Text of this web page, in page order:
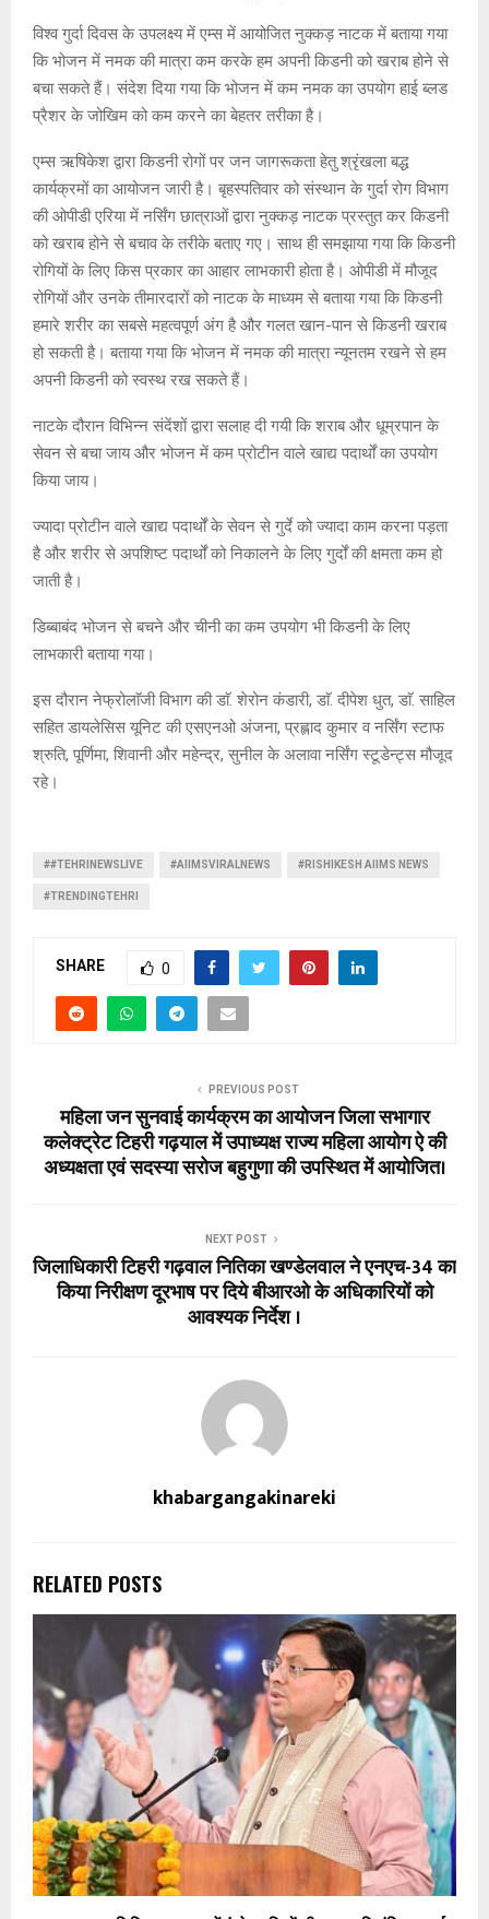
विश्व गुर्दा दिवस के उपलक्ष्य में एम्स में आयोजित नुक्कड़ नाटक में बताया गया
कि भोजन में नमक की मात्रा कम करके हम अपनी किडनी को खराब होने से
बचा सकते हैं। संदेश दिया गया कि भोजन में कम नमक का उपयोग हाई ब्लड
प्रैशर के जोखिम को कम करने का बेहतर तरीका है।
एम्स ऋषिकेश द्वारा किडनी रोगों पर जन जागरूकता हेतु श्रृंखला बद्ध
कार्यक्रमों का आयोजन जारी है। बृहस्पतिवार को संस्थान के गुर्दा रोग विभाग
की ओपीडी एरिया में नर्सिंग छात्राओं द्वारा नुक्कड़ नाटक प्रस्तुत कर किडनी
को खराब होने से बचाव के तरीके बताए गए। साथ ही समझाया गया कि किडनी
रोगियों के लिए किस प्रकार का आहार लाभकारी होता है। ओपीडी में मौजूद
रोगियों और उनके तीमारदारों को नाटक के माध्यम से बताया गया कि किडनी
हमारे शरीर का सबसे महत्वपूर्ण अंग है और गलत खान-पान से किडनी खराब
हो सकती है। बताया गया कि भोजन में नमक की मात्रा न्यूनतम रखने से हम
अपनी किडनी को स्वस्थ रख सकते हैं।
नाटके दौरान विभिन्न संदेंशों द्वारा सलाह दी गयी कि शराब और धूम्रपान के
सेवन से बचा जाय और भोजन में कम प्रोटीन वाले खाद्य पदार्थों का उपयोग
किया जाय।
ज्यादा प्रोटीन वाले खाद्य पदार्थों के सेवन से गुर्दे को ज्यादा काम करना पड़ता
है और शरीर से अपशिष्ट पदार्थों को निकालने के लिए गुर्दों की क्षमता कम हो
जाती है।
डिब्बाबंद भोजन से बचने और चीनी का कम उपयोग भी किडनी के लिए
लाभकारी बताया गया।
इस दौरान नेफ्रोलाॅजी विभाग की डाॅ. शेरोन कंडारी, डाॅ. दीपेश धुत, डाॅ. साहिल
सहित डायलेसिस यूनिट की एसएनओ अंजना, प्रह्लाद कुमार व नर्सिंग स्टाफ
श्रुति, पूर्णिमा, शिवानी और महेन्द्र, सुनील के अलावा नर्सिंग स्टूडेन्ट्स मौजूद
रहे।
##TEHRINEWSLIVE #AIIMSVIRALNEWS #RISHIKESH AIIMS NEWS
#TRENDINGTEHRI
SHARE 0
PREVIOUS POST
महिला जन सुनवाई कार्यक्रम का आयोजन जिला सभागार
कलेक्ट्रेट टिहरी गढ़याल में उपाध्यक्ष राज्य महिला आयोग ऐ की
अध्यक्षता एवं सदस्या सरोज बहुगुणा की उपस्थित में आयोजित।
NEXT POST
जिलाधिकारी टिहरी गढ़वाल नितिका खण्डेलवाल ने एनएच-34 का
किया निरीक्षण दूरभाष पर दिये बीआरओ के अधिकारियों को
आवश्यक निर्देश ।
khabargangakinareki
RELATED POSTS